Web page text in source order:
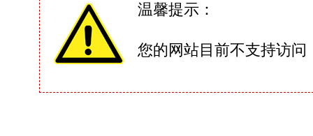
温馨提示：
您的网站目前不支持访